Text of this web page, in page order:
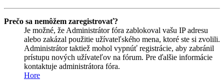
Prečo sa nemôžem zaregistrovať?
Je možné, že Administrátor fóra zablokoval vašu IP adresu
alebo zakázal použitie užívateľského mena, ktoré ste si zvolili.
Administrátor taktiež mohol vypnúť registrácie, aby zabránil
prístupu nových užívateľov na fórum. Pre ďalšie informácie
kontaktuje administrátora fóra.
Hore